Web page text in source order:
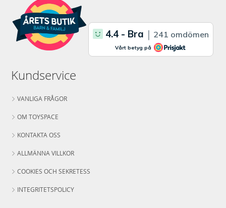
Kundservice
VANLIGA FRÅGOR
OM TOYSPACE
KONTAKTA OSS
ALLMÄNNA VILLKOR
COOKIES OCH SEKRETESS
INTEGRITETSPOLICY